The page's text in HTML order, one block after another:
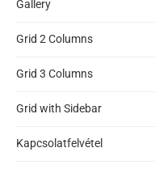
Gallery
Grid 2 Columns
Grid 3 Columns
Grid with Sidebar
Kapcsolatfelvétel